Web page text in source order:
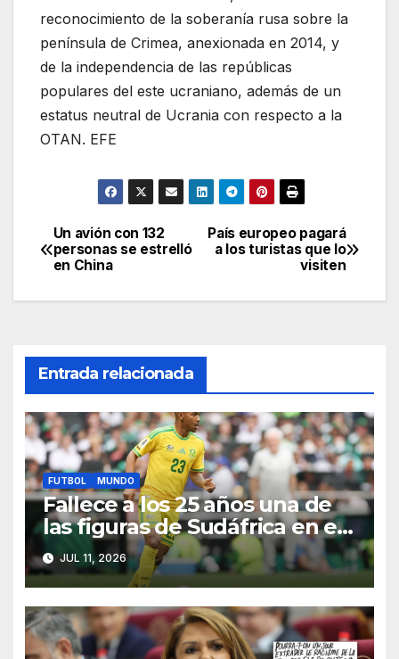
reconocimiento de la soberanía rusa sobre la
península de Crimea, anexionada en 2014, y
de la independencia de las repúblicas
populares del este ucraniano, además de un
estatus neutral de Ucrania con respecto a la
OTAN. EFE
Navegación
de
País europeo pagará
a los turistas que lo
visiten
Un avión con 132
personas se estrelló
en China
Entrada relacionada
FUTBOL MUNDO
Fallece a los 25 años una de
las figuras de Sudáfrica en el
Mundial 2026
JUL 11, 2026